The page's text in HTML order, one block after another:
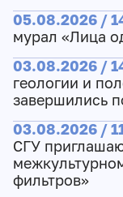
05.08.2026 /
мурал «Лица
03.08.2026 /
геологии и
завершились
03.08.2026 /
СГУ
фильтров»